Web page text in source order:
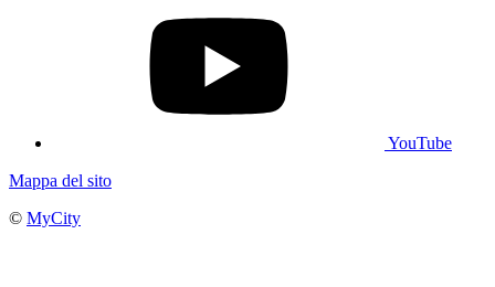
YouTube
Mappa del sito
© MyCity